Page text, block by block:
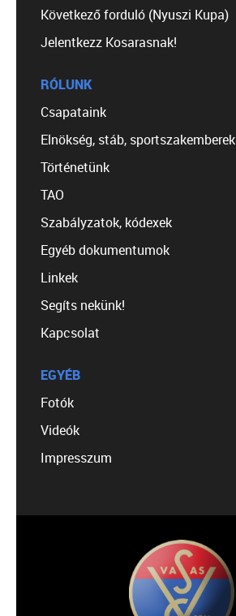
Következő forduló (Nyuszi Kupa)
Jelentkezz Kosarasnak!
RÓLUNK
Csapataink
Elnökség, stáb, sportszakemberek
Történetünk
TAO
Szabályzatok, kódexek
Egyéb dokumentumok
Linkek
Segíts nekünk!
Kapcsolat
EGYÉB
Fotók
Videók
Impresszum